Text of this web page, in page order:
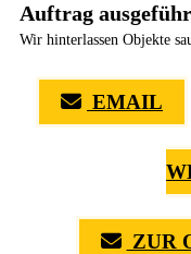
Auftrag
Wir hinterlassen Objekte
EMAIL
ZUR